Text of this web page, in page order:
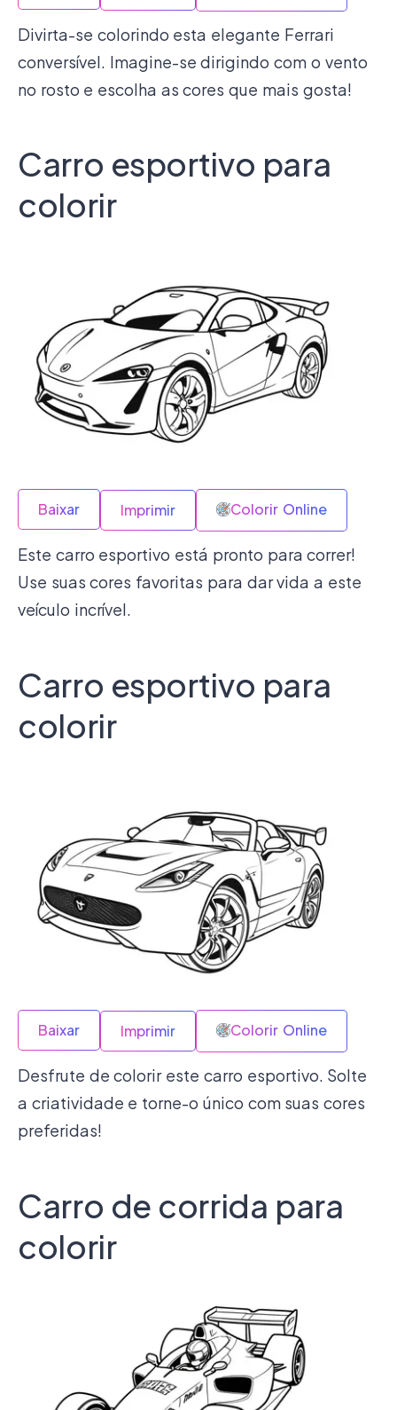
Divirta-se colorindo esta elegante Ferrari
conversível. Imagine-se dirigindo com o vento
no rosto e escolha as cores que mais gosta!
Carro esportivo para
colorir
Baixar Imprimir Colorir Online
Este carro esportivo está pronto para correr!
Use suas cores favoritas para dar vida a este
veículo incrível.
Carro esportivo para
colorir
Baixar Imprimir Colorir Online
Desfrute de colorir este carro esportivo. Solte
a criatividade e torne-o único com suas cores
preferidas!
Carro de corrida para
colorir